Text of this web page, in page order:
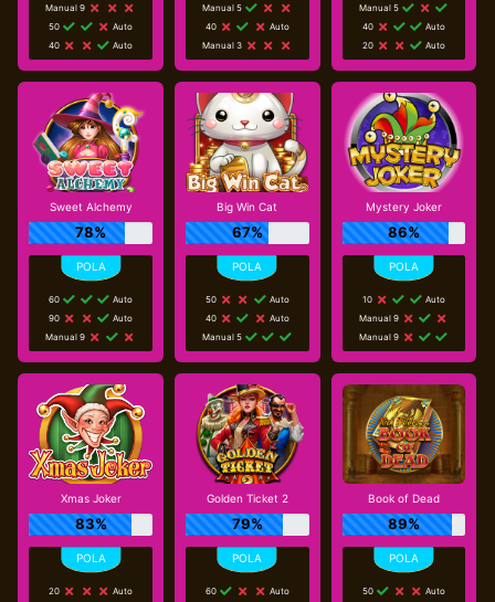
Manual 9
50
Auto
40
Auto
Manual 5
40
Auto
Manual 3
Manual 5
40
Auto
20
Auto
Sweet Alchemy
78%
60
Auto
90
Auto
Manual 9
Big Win Cat
67%
50
Auto
40
Auto
Manual 5
Mystery Joker
86%
10
Auto
Manual 9
Manual 9
Xmas Joker
83%
20
Auto
Golden Ticket 2
79%
60
Auto
Book of Dead
89%
50
Auto